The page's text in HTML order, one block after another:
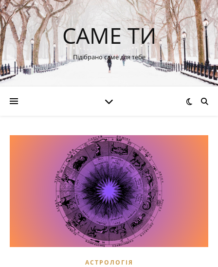
САМЕ ТИ
Підібрано саме для тебе
АСТРОЛОГІЯ